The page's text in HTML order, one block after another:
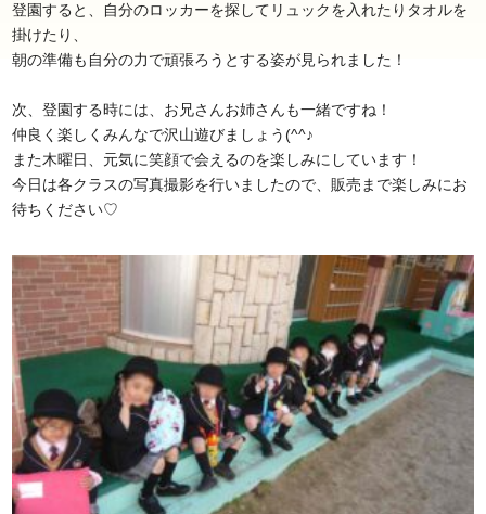
登園すると、自分のロッカーを探してリュックを入れたりタオルを
掛けたり、
朝の準備も自分の力で頑張ろうとする姿が見られました！
次、登園する時には、お兄さんお姉さんも一緒ですね！
仲良く楽しくみんなで沢山遊びましょう(^^♪
また木曜日、元気に笑顔で会えるのを楽しみにしています！
今日は各クラスの写真撮影を行いましたので、販売まで楽しみにお
待ちください♡